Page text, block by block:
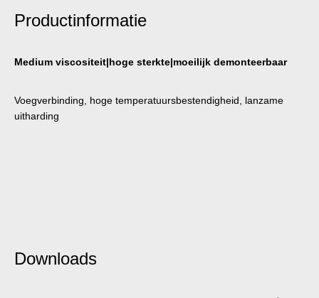
Productinformatie
Medium viscositeit|hoge sterkte|moeilijk demonteerbaar
Voegverbinding, hoge temperatuursbestendigheid, lanzame
uitharding
Downloads